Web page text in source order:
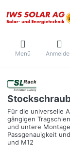
Menü
Für die universelle
gängigen
und untere
Passgenauigkeit
und M12